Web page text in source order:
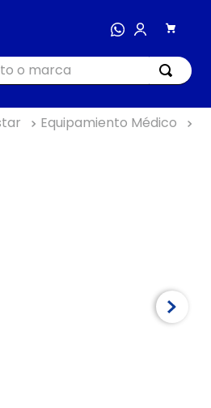
o marca
Equipamiento Médico